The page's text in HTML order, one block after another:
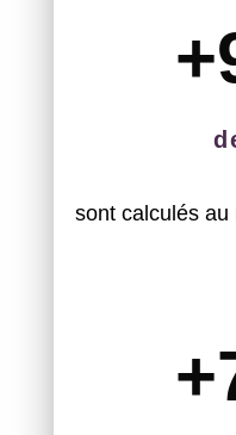
sont calculés au